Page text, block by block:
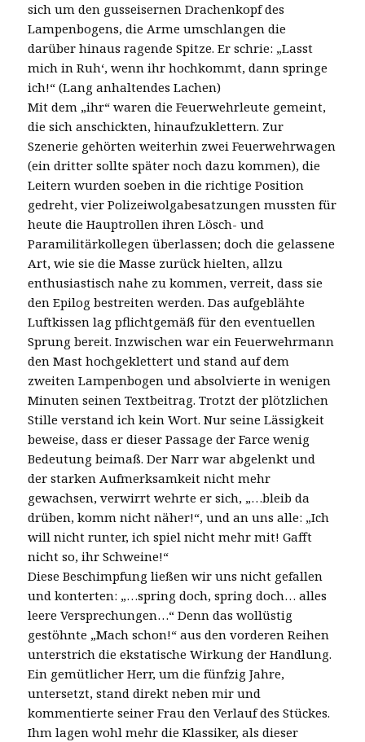
sich um den gusseisernen Drachenkopf des
Lampenbogens, die Arme umschlangen die
darüber hinaus ragende Spitze. Er schrie: „Lasst
mich in Ruh‘, wenn ihr hochkommt, dann springe
ich!“ (Lang anhaltendes Lachen)
Mit dem „ihr“ waren die Feuerwehrleute gemeint,
die sich anschickten, hinaufzuklettern. Zur
Szenerie gehörten weiterhin zwei Feuerwehrwagen
(ein dritter sollte später noch dazu kommen), die
Leitern wurden soeben in die richtige Position
gedreht, vier Polizeiwolgabesatzungen mussten für
heute die Hauptrollen ihren Lösch- und
Paramilitärkollegen überlassen; doch die gelassene
Art, wie sie die Masse zurück hielten, allzu
enthusiastisch nahe zu kommen, verreit, dass sie
den Epilog bestreiten werden. Das aufgeblähte
Luftkissen lag pflichtgemäß für den eventuellen
Sprung bereit. Inzwischen war ein Feuerwehrmann
den Mast hochgeklettert und stand auf dem
zweiten Lampenbogen und absolvierte in wenigen
Minuten seinen Textbeitrag. Trotzt der plötzlichen
Stille verstand ich kein Wort. Nur seine Lässigkeit
beweise, dass er dieser Passage der Farce wenig
Bedeutung beimaß. Der Narr war abgelenkt und
der starken Aufmerksamkeit nicht mehr
gewachsen, verwirrt wehrte er sich, „…bleib da
drüben, komm nicht näher!“, und an uns alle: „Ich
will nicht runter, ich spiel nicht mehr mit! Gafft
nicht so, ihr Schweine!“
Diese Beschimpfung ließen wir uns nicht gefallen
und konterten: „…spring doch, spring doch… alles
leere Versprechungen…“ Denn das wollüstig
gestöhnte „Mach schon!“ aus den vorderen Reihen
unterstrich die ekstatische Wirkung der Handlung.
Ein gemütlicher Herr, um die fünfzig Jahre,
untersetzt, stand direkt neben mir und
kommentierte seiner Frau den Verlauf des Stückes.
Ihm lagen wohl mehr die Klassiker, als dieser